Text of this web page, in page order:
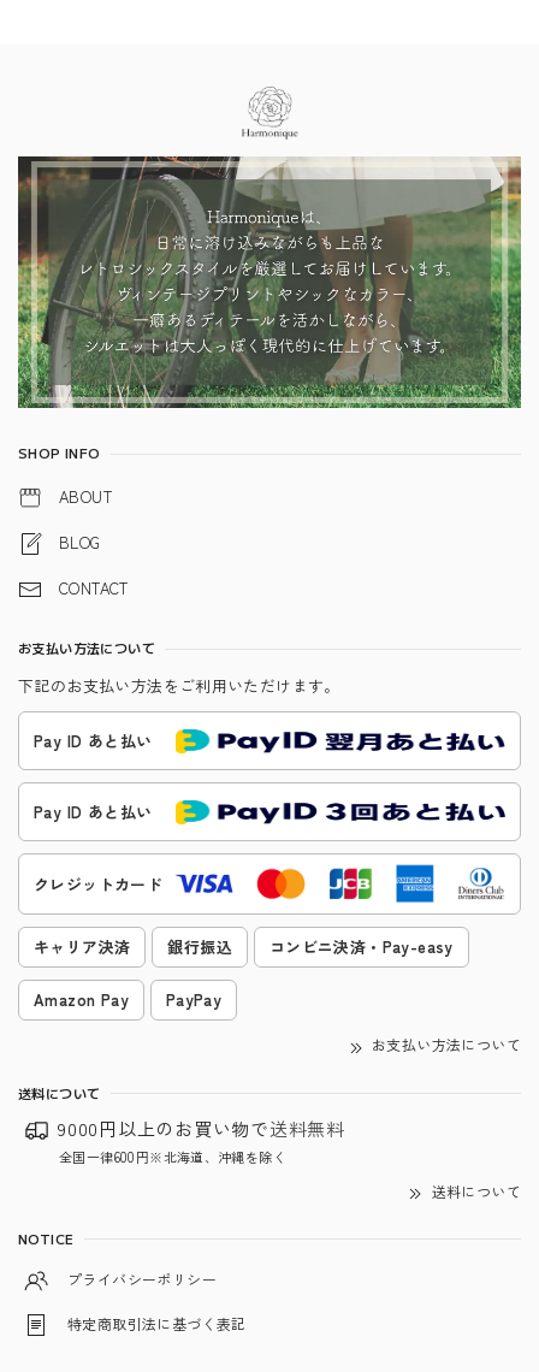
SHOP INFO
ABOUT
BLOG
CONTACT
お支払い方法について
下記のお支払い方法をご利用いただけます。
Pay ID あと払い
Pay ID あと払い
クレジットカード
キャリア決済 銀行振込 コンビニ決済・Pay-easy
Amazon Pay PayPay
お支払い方法について
送料について
9000円以上のお買い物で送料無料
全国一律600円※北海道、沖縄を除く
送料について
NOTICE
プライバシーポリシー
特定商取引法に基づく表記